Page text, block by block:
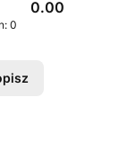
0.00
0